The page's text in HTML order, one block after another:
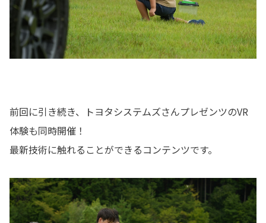
前回に引き続き、トヨタシステムズさんプレゼンツのVR
体験も同時開催！
最新技術に触れることができるコンテンツです。